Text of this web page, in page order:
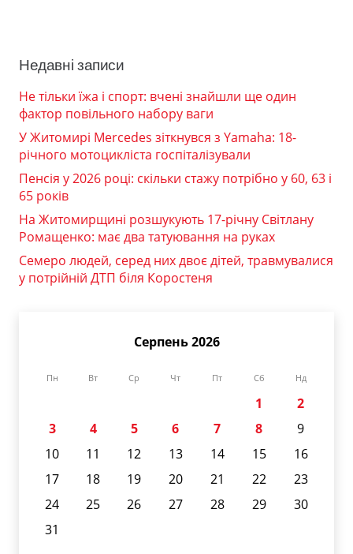
Недавні записи
Не тільки їжа і спорт: вчені знайшли ще один
фактор повільного набору ваги
У Житомирі Mercedes зіткнувся з Yamaha: 18-
річного мотоцикліста госпіталізували
Пенсія у 2026 році: скільки стажу потрібно у 60, 63 і
65 років
На Житомирщині розшукують 17-річну Світлану
Ромащенко: має два татуювання на руках
Семеро людей, серед них двоє дітей, травмувалися
у потрійній ДТП біля Коростеня
Серпень 2026
Пн Вт Ср Чт Пт Сб Нд
1
2
3
4 5 6 7 8
9
10
11 12 13 14 15
16
17
18 19 20 21 22
23
24
25 26 27 28 29
30
31